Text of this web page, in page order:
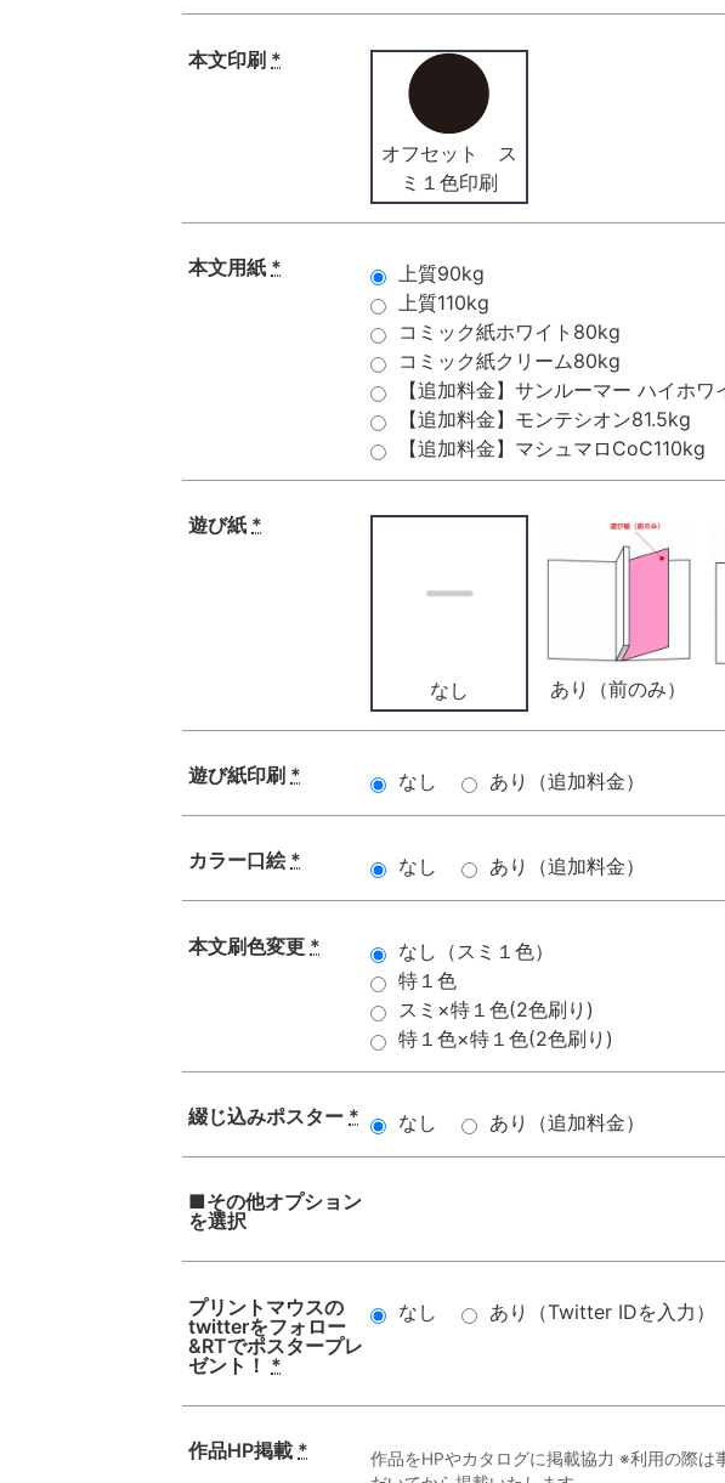
本文印刷 *
オフセット ス
ミ１色印刷
本文用紙 *
上質90kg
上質110kg
コミック紙ホワイト80kg
コミック紙クリーム80kg
【追加料金】サンルーマー ハイホ
【追加料金】モンテシオン81.5kg
【追加料金】マシュマロCoC110kg
遊び紙 *
なし あり（前のみ）
遊び紙印刷 * なし あり（追加料金）
カラー口絵 * なし あり（追加料金）
本文刷色変更 *
なし（スミ１色）
特１色
スミ×特１色(2色刷り)
特１色×特１色(2色刷り)
綴じ込みポスター * なし あり（追加料金）
■その他オプション
を選択
プリントマウスの
twitterをフォロー
&RTでポスタープレ
ゼント！ *
なし あり（Twitter IDを入力）
作品HP掲載 *
作品をHPやカタログに掲載協力 ※利用の際